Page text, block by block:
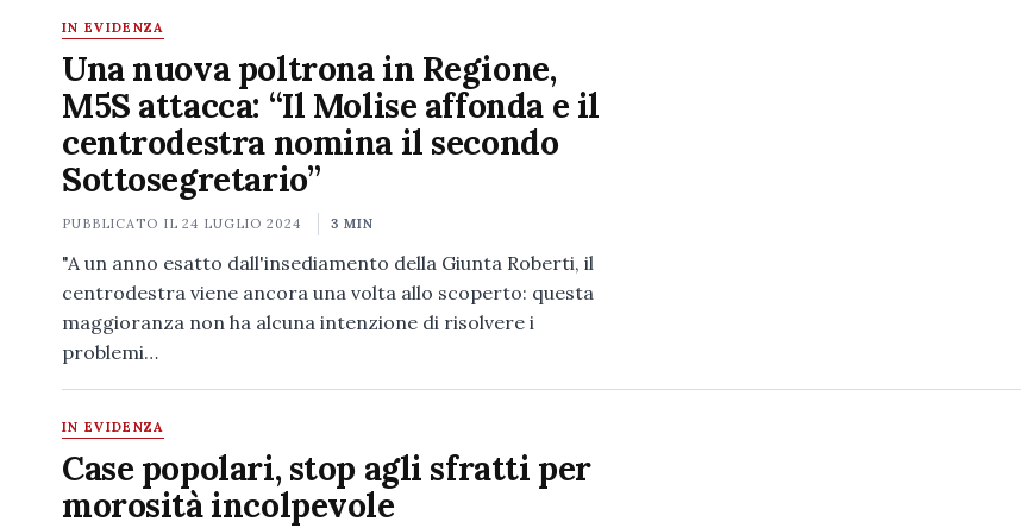
IN EVIDENZA
Una nuova poltrona in Regione,
M5S attacca: “Il Molise affonda e il
centrodestra nomina il secondo
Sottosegretario”
PUBBLICATO IL24 LUGLIO 2024 3 MIN
"A un anno esatto dall'insediamento della Giunta Roberti, il
centrodestra viene ancora una volta allo scoperto: questa
maggioranza non ha alcuna intenzione di risolvere i
problemi…
IN EVIDENZA
Case popolari, stop agli sfratti per
morosità incolpevole